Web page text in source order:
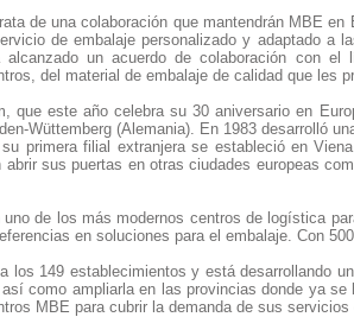
de una colaboración que mantendrán MBE
de embalaje personalizado y adaptado a
un acuerdo de colaboración con el
del material de embalaje de calidad que les
que este año celebra su 30 aniversario en
Wüttemberg (Alemania). En 1983 desarrolló
primera filial extranjera se estableció en
abrir sus puertas en otras ciudades europeas
de los más modernos centros de logística
en soluciones para el embalaje. Con
los 149 establecimientos y está desarrollando
como ampliarla en las provincias donde ya
MBE para cubrir la demanda de sus servicios